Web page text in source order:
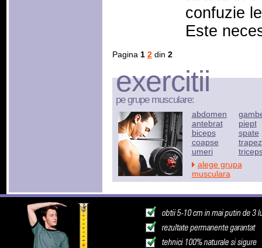
confuzie
Este
Pagina 1 2din 2
exercitii
pe grupe musculare:
abdomen
antebrat
biceps
coapse
umeri
piept
spate
trapez
alege grupa
musculara